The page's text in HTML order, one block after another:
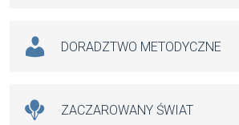
DORADZTWO METODYCZNE
ZACZAROWANY ŚWIAT